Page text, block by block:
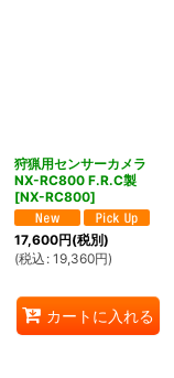
狩猟用センサーカメラ
NX-RC800 F.R.C製
[NX-RC800]
17,600円(税別)
(税込 : 19,360円)
カートに入れる